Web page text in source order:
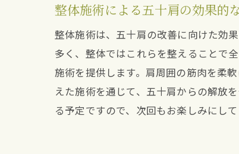
整体施術による五十肩の効果的
整体施術は、五十肩の改善に向けた効
多く、整体ではこれらを整えることで
施術を提供します。肩周囲の筋肉を柔
えた施術を通じて、五十肩からの解放
る予定ですので、次回もお楽しみにして